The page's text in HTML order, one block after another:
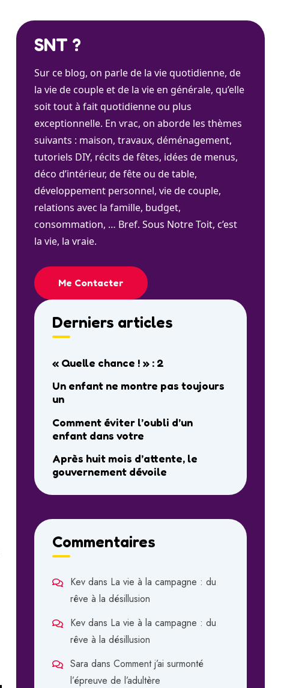
SNT ?
Sur ce blog, on parle de la vie quotidienne, de
la vie de couple et de la vie en générale, qu’elle
soit tout à fait quotidienne ou plus
exceptionnelle. En vrac, on aborde les thèmes
suivants : maison, travaux, déménagement,
tutoriels DIY, récits de fêtes, idées de menus,
déco d’intérieur, de fête ou de table,
développement personnel, vie de couple,
relations avec la famille, budget,
consommation, … Bref. Sous Notre Toit, c’est
la vie, la vraie.
Me Contacter
Derniers articles
« Quelle chance ! » : 2
Un enfant ne montre pas toujours
un
Comment éviter l’oubli d’un
enfant dans votre
Après huit mois d’attente, le
gouvernement dévoile
Commentaires
Kev dans La vie à la campagne : du
rêve à la désillusion
Kev dans La vie à la campagne : du
rêve à la désillusion
Sara dans Comment j’ai surmonté
l’épreuve de l’adultère